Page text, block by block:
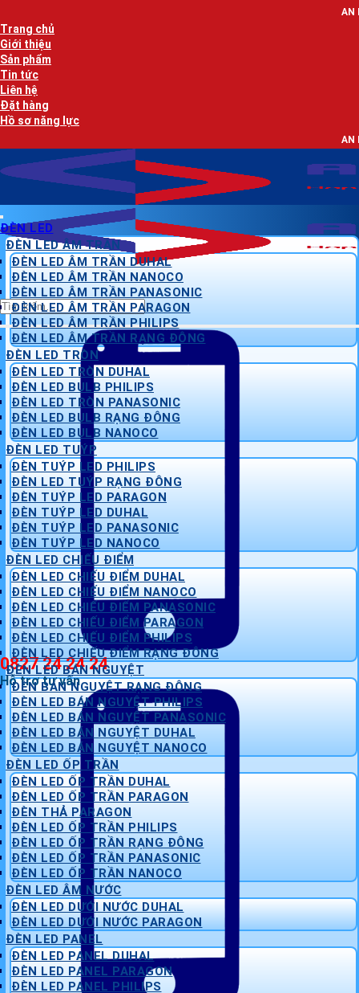
qua
nội
dung
AN LẠC PHÁT - NHÀ
Trang chủ
Giới thiệu
Sản phẩm
Tin tức
Liên hệ
Đặt hàng
Hồ sơ năng lực
AN LẠC PHÁT - NHÀ
Tìm
kiếm:
0827 24 24 24
Hỗ trợ tư vấn
ĐÈN LED
ĐÈN LED ÂM TRẦN
ĐÈN LED ÂM TRẦN DUHAL
ĐÈN LED ÂM TRẦN NANOCO
ĐÈN LED ÂM TRẦN PANASONIC
ĐÈN LED ÂM TRẦN PARAGON
ĐÈN LED ÂM TRẦN PHILIPS
ĐÈN LED ÂM TRẦN RẠNG ĐÔNG
ĐÈN LED TRÒN
ĐÈN LED TRÒN DUHAL
ĐÈN LED BULB PHILIPS
ĐÈN LED TRÒN PANASONIC
ĐÈN LED BULB RẠNG ĐÔNG
ĐÈN LED BULB NANOCO
ĐÈN LED TUÝP
ĐÈN TUÝP LED PHILIPS
ĐÈN LED TUÝP RẠNG ĐÔNG
ĐÈN TUÝP LED PARAGON
ĐÈN TUÝP LED DUHAL
ĐÈN TUÝP LED PANASONIC
ĐÈN TUÝP LED NANOCO
ĐÈN LED CHIẾU ĐIỂM
ĐÈN LED CHIẾU ĐIỂM DUHAL
ĐÈN LED CHIẾU ĐIỂM NANOCO
ĐÈN LED CHIẾU ĐIỂM PANASONIC
ĐÈN LED CHIẾU ĐIỂM PARAGON
ĐÈN LED CHIẾU ĐIỂM PHILIPS
ĐÈN LED CHIẾU ĐIỂM RẠNG ĐÔNG
ĐÈN LED BÁN NGUYỆT
ĐÈN BÁN NGUYỆT RẠNG ĐÔNG
ĐÈN LED BÁN NGUYỆT PHILIPS
ĐÈN LED BÁN NGUYỆT PANASONIC
ĐÈN LED BÁN NGUYỆT DUHAL
ĐÈN LED BÁN NGUYỆT NANOCO
ĐÈN LED ỐP TRẦN
ĐÈN LED ỐP TRẦN DUHAL
ĐÈN LED ỐP TRẦN PARAGON
ĐÈN THẢ PARAGON
ĐÈN LED ỐP TRẦN PHILIPS
ĐÈN LED ỐP TRẦN RẠNG ĐÔNG
ĐÈN LED ỐP TRẦN PANASONIC
ĐÈN LED ỐP TRẦN NANOCO
ĐÈN LED ÂM NƯỚC
ĐÈN LED DƯỚI NƯỚC DUHAL
ĐÈN LED DƯỚI NƯỚC PARAGON
ĐÈN LED PANEL
ĐÈN LED PANEL DUHAL
ĐÈN LED PANEL PARAGON
ĐÈN LED PANEL PHILIPS